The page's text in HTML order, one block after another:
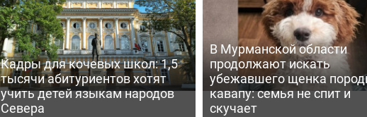
Кадры для кочевых школ: 1,5
тысячи абитуриентов хотят
учить детей языкам народов
Севера
В Мурманской области
продолжают искать
убежавшего щенка
кавапу: семья не спит и
скучает